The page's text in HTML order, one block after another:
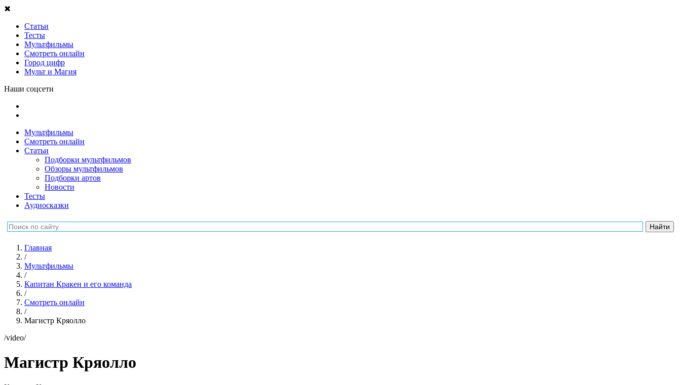
✖
Статьи
Тесты
Мультфильмы
Смотреть онлайн
Город цифр
Мульт и Магия
Наши соцсети
Мультфильмы
Смотреть онлайн
Статьи
Подборки мультфильмов
Обзоры мультфильмов
Подборки артов
Новости
Тесты
Аудиосказки
Главная
/
Мультфильмы
/
Капитан Кракен и его команда
/
Смотреть онлайн
/
Магистр Кряолло
/video/
Магистр Кряолло